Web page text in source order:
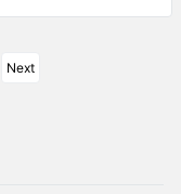
Next